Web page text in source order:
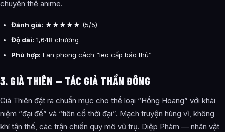
chuyển thể anime.
Đánh giá: ★★★★★ (5/5)
Độ dài: 1,648 chương
Phù hợp: Fan phong cách “leo cấp báo thù”
3. GIÀ THIÊN — TÁC GIẢ THẦN ĐÔNG
Già Thiên đặt ra chuẩn mực cho thể loại “Hồng Hoang” với khái
niệm “đại đế” và “tiên cổ thời đại”. Mạch truyện hùng vĩ, không
khí tận thế, các trận chiến quy mô vũ trụ. Diệp Phàm — nhân vật